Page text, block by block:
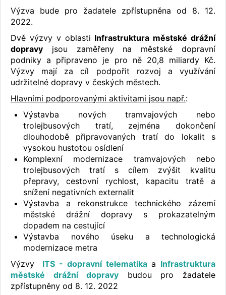
Výzva bude pro žadatele zpřístupněna od 8. 12.
2022.
Dvě výzvy v oblasti Infrastruktura městské drážní
dopravy jsou zaměřeny na městské dopravní
podniky a připraveno je pro ně 20,8 miliardy Kč.
Výzvy mají za cíl podpořit rozvoj a využívání
udržitelné dopravy v českých městech.
Hlavními podporovanými aktivitami jsou např.:
Výstavba nových tramvajových nebo
trolejbusových tratí, zejména dokončení
dlouhodobě připravovaných tratí do lokalit s
vysokou hustotou osídlení
Komplexní modernizace tramvajových nebo
trolejbusových tratí s cílem zvýšit kvalitu
přepravy, cestovní rychlost, kapacitu tratě a
snížení negativních externalit
Výstavba a rekonstrukce technického zázemí
městské drážní dopravy s prokazatelným
dopadem na cestující
Výstavba nového úseku a technologická
modernizace metra
Výzvy
ITS - dopravní telematikaa Infrastruktura
městské drážní dopravy budou pro žadatele
zpřístupněny od 8. 12. 2022